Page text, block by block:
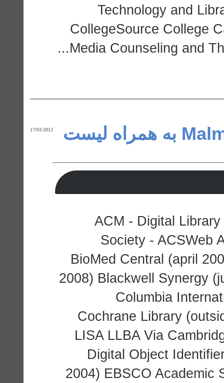
Technology and
CollegeSource College
Media Counseling and
پسورد دانشگاه Malmö University به همراه لیست 17/01/2012
ACM - Digital
Society - ACSWeb
BioMed Central (april
2008) Blackwell Synergy
Columbia
Cochrane Library
LISA LLBA Via
Digital Object
2004) EBSCO Academic